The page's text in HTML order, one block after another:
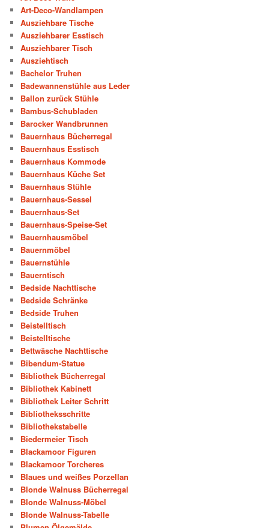
Art-Deco-Wandlampen
Ausziehbare Tische
Ausziehbarer Esstisch
Ausziehbarer Tisch
Ausziehtisch
Bachelor Truhen
Badewannenstühle aus Leder
Ballon zurück Stühle
Bambus-Schubladen
Barocker Wandbrunnen
Bauernhaus Bücherregal
Bauernhaus Esstisch
Bauernhaus Kommode
Bauernhaus Küche Set
Bauernhaus Stühle
Bauernhaus-Sessel
Bauernhaus-Set
Bauernhaus-Speise-Set
Bauernhausmöbel
Bauernmöbel
Bauernstühle
Bauerntisch
Bedside Nachttische
Bedside Schränke
Bedside Truhen
Beistelltisch
Beistelltische
Bettwäsche Nachttische
Bibendum-Statue
Bibliothek Bücherregal
Bibliothek Kabinett
Bibliothek Leiter Schritt
Bibliotheksschritte
Bibliothekstabelle
Biedermeier Tisch
Blackamoor Figuren
Blackamoor Torcheres
Blaues und weißes Porzellan
Blonde Walnuss Bücherregal
Blonde Walnuss-Möbel
Blonde Walnuss-Tabelle